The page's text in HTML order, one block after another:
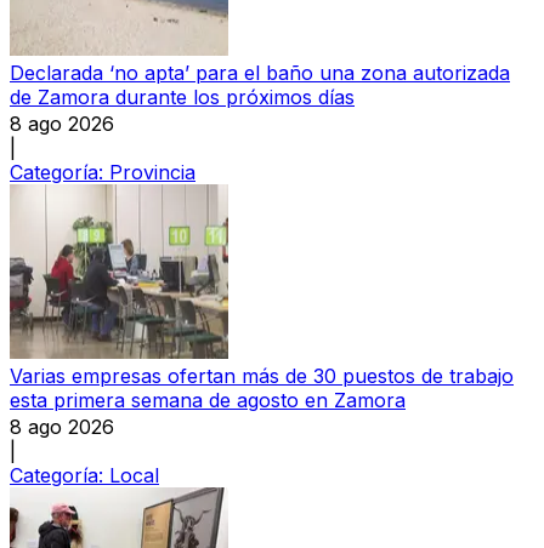
Declarada ‘no apta’ para el baño una zona autorizada
de Zamora durante los próximos días
8 ago 2026
Categoría: Provincia
Varias empresas ofertan más de 30 puestos de trabajo
esta primera semana de agosto en Zamora
8 ago 2026
Categoría: Local